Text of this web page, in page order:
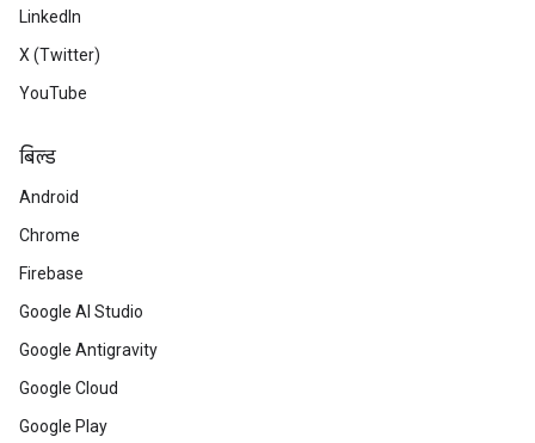
LinkedIn
X (Twitter)
YouTube
बिल्ड
Android
Chrome
Firebase
Google AI Studio
Google Antigravity
Google Cloud
Google Play